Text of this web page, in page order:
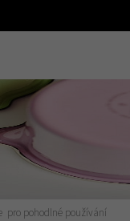
pro pohodlné používání